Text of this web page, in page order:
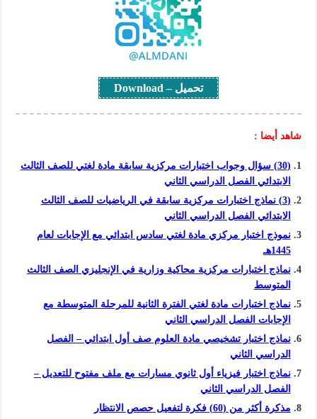
تحميل – Download
شاهد أيضا :
(30) سؤال وجواب اختبارات مركزية سابقة مادة لغتي للصف الثالث
الابتدائي الفصل الدراسي الثاني
(3) نماذج اختبارات مركزية سابقة في الرياضيات للصف الثالث
الابتدائي الفصل الدراسي الثاني
نموذج اختبار مركزي مادة لغتي سادس ابتدائي مع الإجابات لعام
1445هـ
نماذج اختبارات مركزية محاكية وزارية في الإنجليزي الصف الثالث
المتوسط
نماذج اختبارات مادة لغتي الفترة الثانية للمرحلة المتوسطة مع
الإجابات الفصل الدراسي الثاني
نماذج اختبار تشخيصي مادة العلوم صف أول ابتدائي – الفصل
الدراسي الثاني
نماذج اختبار فيزياء أول ثانوي مسارات مع ملف مفتوح للتعديل –
الفصل الدراسي الثاني
مذكرة أكثر من (60) فكرة لتفعيل حصص الانتظار